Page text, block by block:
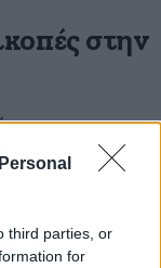
third parties, or
for
στην
για
Ταμείο
410 δισ. ευρώ,
της ΕΕ.